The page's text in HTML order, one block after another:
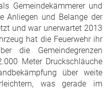
Gemeindekämmerer und
Anliegen und Belange der
und war unerwartet 2013
hat die Feuerwehr ihr
die Gemeindegrenzen
Meter Druckschläuche
über weite
was gerade im